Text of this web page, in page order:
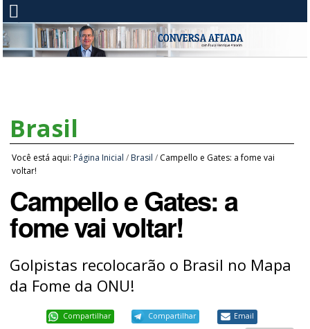
Brasil
Você está aqui: Página Inicial / Brasil / Campello e Gates: a fome vai
voltar!
Campello e Gates: a
fome vai voltar!
Golpistas recolocarão o Brasil no Mapa
da Fome da ONU!
Compartilhar Compartilhar Email